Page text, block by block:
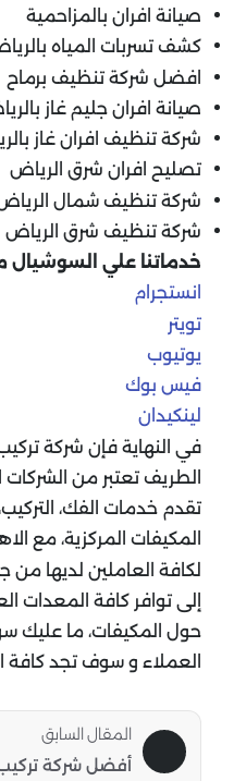
صيانة افران بالمزاحمية
كشف تسربات المياه
افضل شركة تنظيف برماح
صيانة افران جليم غاز
شركة تنظيف افران غاز
تصليح افران شرق الرياض
شركة تنظيف شمال
شركة تنظيف شرق الرياض
خدماتنا علي السوشيال
انستجرام
تويتر
يوتيوب
فيس بوك
لينكيدان
في النهاية فإن شركة
الطريف تعتبر من
تقدم خدمات الفك،
المكيفات المركزية، مع
لكافة العاملين لديها
إلى توافر كافة المعدات
حول المكيفات، ما عليك
العملاء و سوف تجد كافة
المقال السابق
أفضل شركة